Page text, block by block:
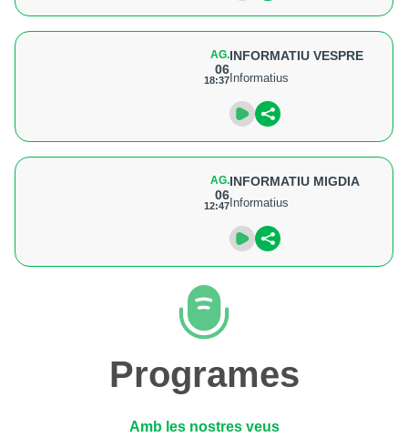
AG.
06
18:37
INFORMATIU VESPRE
Informatius
AG.
06
12:47
INFORMATIU MIGDIA
Informatius
Programes
Amb les nostres veus